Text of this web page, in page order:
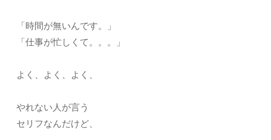
「時間が無いんです。」
「仕事が忙しくて。。。」
よく、よく、よく、
やれない人が言う
セリフなんだけど、